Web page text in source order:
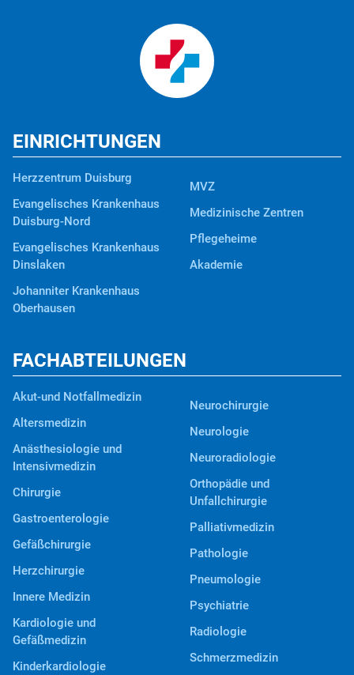
EINRICHTUNGEN
Herzzentrum Duisburg
Evangelisches Krankenhaus
Duisburg-Nord
Evangelisches Krankenhaus
Dinslaken
Johanniter Krankenhaus
Oberhausen
MVZ
Medizinische Zentren
Pflegeheime
Akademie
FACHABTEILUNGEN
Akut-und Notfallmedizin
Altersmedizin
Anästhesiologie und
Intensivmedizin
Chirurgie
Gastroenterologie
Gefäßchirurgie
Herzchirurgie
Innere Medizin
Kardiologie und
Gefäßmedizin
Kinderkardiologie
Neurochirurgie
Neurologie
Neuroradiologie
Orthopädie und
Unfallchirurgie
Palliativmedizin
Pathologie
Pneumologie
Psychiatrie
Radiologie
Schmerzmedizin